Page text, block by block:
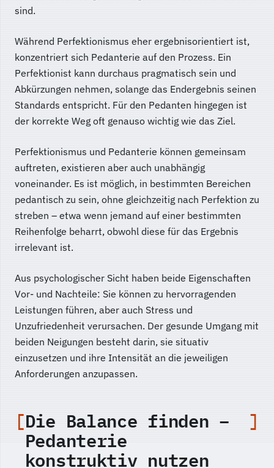
sind.
Während Perfektionismus eher ergebnisorientiert ist,
konzentriert sich Pedanterie auf den Prozess. Ein
Perfektionist kann durchaus pragmatisch sein und
Abkürzungen nehmen, solange das Endergebnis seinen
Standards entspricht. Für den Pedanten hingegen ist
der korrekte Weg oft genauso wichtig wie das Ziel.
Perfektionismus und Pedanterie können gemeinsam
auftreten, existieren aber auch unabhängig
voneinander. Es ist möglich, in bestimmten Bereichen
pedantisch zu sein, ohne gleichzeitig nach Perfektion zu
streben – etwa wenn jemand auf einer bestimmten
Reihenfolge beharrt, obwohl diese für das Ergebnis
irrelevant ist.
Aus psychologischer Sicht haben beide Eigenschaften
Vor- und Nachteile: Sie können zu hervorragenden
Leistungen führen, aber auch Stress und
Unzufriedenheit verursachen. Der gesunde Umgang mit
beiden Neigungen besteht darin, sie situativ
einzusetzen und ihre Intensität an die jeweiligen
Anforderungen anzupassen.
Die Balance finden –
Pedanterie
konstruktiv nutzen